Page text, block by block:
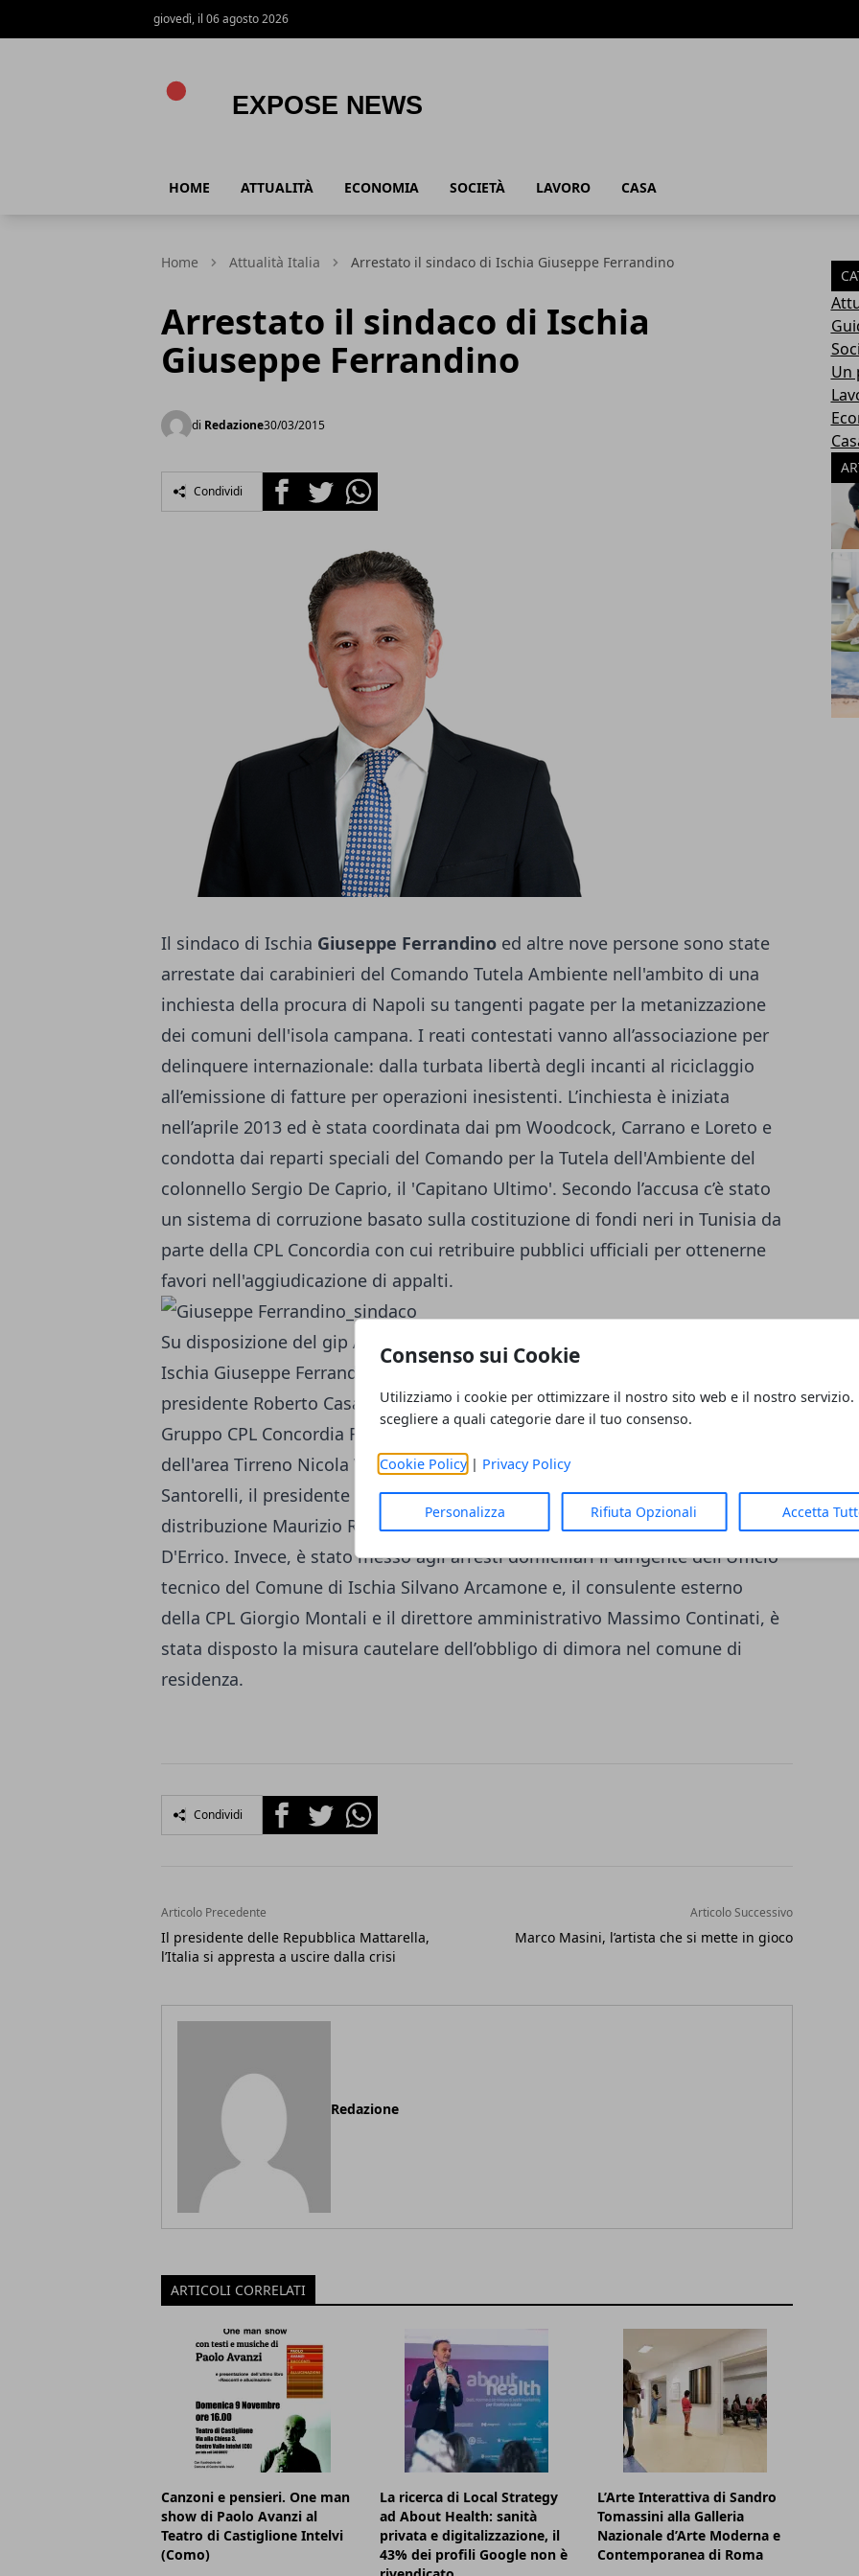
Consenso sui Cookie
Utilizziamo i cookie per ottimizzare il nostro sito web e il nostro servizio.
scegliere a quali categorie dare il tuo consenso.
Cookie Policy| Privacy Policy
Personalizza Rifiuta Opzionali Accetta
giovedì, il 06 agosto 2026
HOME ATTUALITÀ ECONOMIA SOCIETÀ LAVORO CASA
Home Attualità Italia Arrestato il sindaco di Ischia Giuseppe Ferrandino
Arrestato il sindaco di Ischia
Giuseppe Ferrandino
di Redazione30/03/2015
Condividi FacebookTwitterWhatsapp
Il sindaco di Ischia Giuseppe Ferrandino ed altre nove persone sono state
arrestate dai carabinieri del Comando Tutela Ambiente nell'ambito di una
inchiesta della procura di Napoli su tangenti pagate per la metanizzazione
dei comuni dell'isola campana. I reati contestati vanno all’associazione per
delinquere internazionale: dalla turbata libertà degli incanti al riciclaggio
all’emissione di fatture per operazioni inesistenti. L’inchiesta è iniziata
nell’aprile 2013 ed è stata coordinata dai pm Woodcock, Carrano e Loreto e
condotta dai reparti speciali del Comando per la Tutela dell'Ambiente del
colonnello Sergio De Caprio, il 'Capitano Ultimo'. Secondo l’accusa c’è stato
un sistema di corruzione basato sulla costituzione di fondi neri in Tunisia da
parte della CPL Concordia con cui retribuire pubblici ufficiali per ottenerne
favori nell'aggiudicazione di appalti.
Su disposizione del gip Amelia Primavera in carcere sono finiti: il sindaco di
Ischia Giuseppe Ferrandino, Massimo Ferrandino (fratello del sindaco), l'ex
presidente Roberto Casari, il responsabile delle relazioni istituzionali del
Gruppo CPL Concordia Francesco Simone, ), il responsabile commerciale
dell'area Tirreno Nicola Verrini, il responsabile del nord Africa Bruno
Santorelli, il presidente del consiglio di amministrazione della CPL
distribuzione Maurizio Rinaldi e l'imprenditore casertano Massimiliano
D'Errico. Invece, è stato messo agli arresti domiciliari il dirigente dell'Ufficio
tecnico del Comune di Ischia Silvano Arcamone e, il consulente esterno
della CPL Giorgio Montali e il direttore amministrativo Massimo Continati, è
stata disposto la misura cautelare dell’obbligo di dimora nel comune di
residenza.
Condividi FacebookTwitterWhatsapp
Articolo Precedente
Il presidente delle Repubblica Mattarella,
l’Italia si appresta a uscire dalla crisi
Articolo Successivo
Marco Masini, l’artista che si mette in gioco
Redazione
ARTICOLI CORRELATI
Canzoni e pensieri. One man
show di Paolo Avanzi al
Teatro di Castiglione Intelvi
(Como)
La ricerca di Local Strategy
ad About Health: sanità
privata e digitalizzazione, il
43% dei profili Google non è
L’Arte Interattiva di Sandro
Tomassini alla Galleria
Nazionale d’Arte Moderna e
Contemporanea di Roma
Un